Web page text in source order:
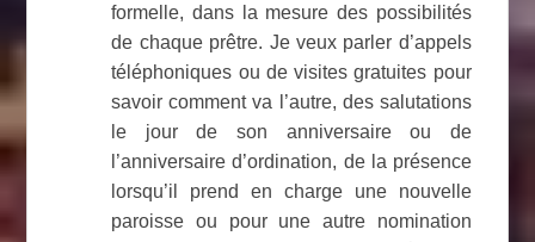
formelle, dans la mesure des possibilités
de chaque prêtre. Je veux parler d’appels
téléphoniques ou de visites gratuites pour
savoir comment va l’autre, des salutations
le jour de son anniversaire ou de
l’anniversaire d’ordination, de la présence
lorsqu’il prend en charge une nouvelle
paroisse ou pour une autre nomination